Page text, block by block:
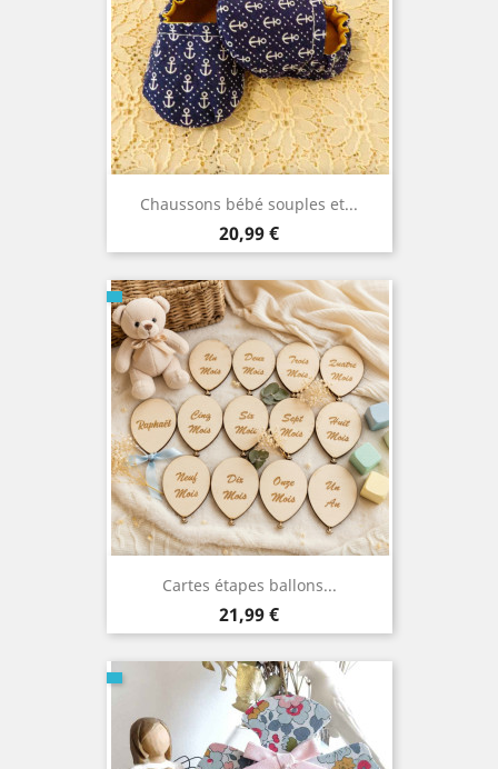
Chaussons bébé souples et...
Prix
20,99 €
Cartes étapes ballons...
Prix
21,99 €